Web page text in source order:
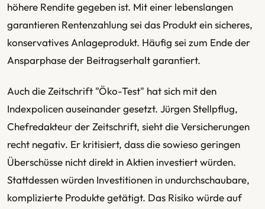
höhere Rendite gegeben ist. Mit einer lebenslangen
garantieren Rentenzahlung sei das Produkt ein sicheres,
konservatives Anlageprodukt. Häufig sei zum Ende der
Ansparphase der Beitragserhalt garantiert.
Auch die Zeitschrift "Öko-Test" hat sich mit den
Indexpolicen auseinander gesetzt. Jürgen Stellpflug,
Chefredakteur der Zeitschrift, sieht die Versicherungen
recht negativ. Er kritisiert, dass die sowieso geringen
Überschüsse nicht direkt in Aktien investiert würden.
Stattdessen würden Investitionen in undurchschaubare,
komplizierte Produkte getätigt. Das Risiko würde auf